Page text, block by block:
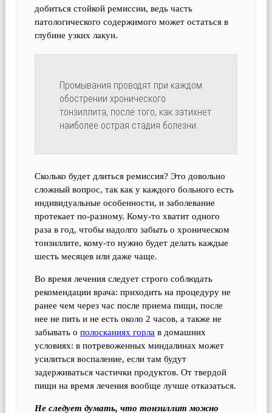
добиться стойкой ремиссии, ведь часть
патологического содержимого может остаться в
глубине узких лакун.
Промывания проводят при каждом
обострении хронического
тонзиллита, после того, как затихнет
наиболее острая стадия болезни.
Сколько будет длиться ремиссия? Это довольно
сложный вопрос, так как у каждого больного есть
индивидуальные особенности, и заболевание
протекает по-разному. Кому-то хватит одного
раза в год, чтобы надолго забыть о хроническом
тонзиллите, кому-то нужно будет делать каждые
шесть месяцев или даже чаще.
Во время лечения следует строго соблюдать
рекомендации врача: приходить на процедуру не
ранее чем через час после приема пищи, после
нее не пить и не есть около 2 часов, а также не
забывать ополосканиях горла в домашних
условиях: в потревоженных миндалинах может
усилиться воспаление, если там будут
задерживаться частички продуктов. От твердой
пищи на время лечения вообще лучше отказаться.
Не следует думать, что тонзиллит можно